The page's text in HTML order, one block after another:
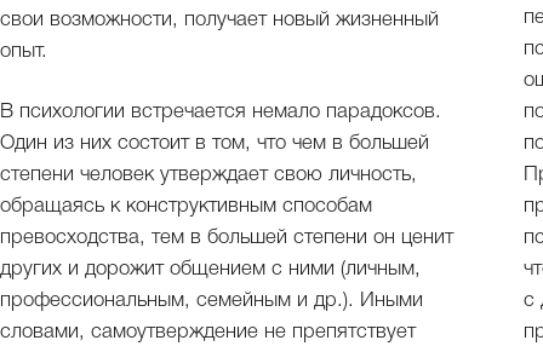
свои возможности, получает новый жизненный
опыт.
В психологии встречается немало парадоксов.
Один из них состоит в том, что чем в большей
степени человек утверждает свою личность,
обращаясь к конструктивным способам
превосходства, тем в большей степени он ценит
других и дорожит общением с ними (личным,
профессиональным, семейным и др.). Иными
словами, самоутверждение не препятствует
с